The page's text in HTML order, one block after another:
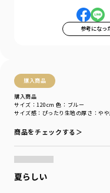
参考になっ
購入商品
購入商品
サイズ感 ：ぴったり 生地の厚さ ：や
サイズ：120cm 色：ブルー
商品をチェックする＞
夏らしい
柄バリ5種類、使いやすく
夏に大活躍するスタイルを
マチ付きで立体的なシルエ
しないので活発な子でもた
※店頭での販売は3月から
※160センチはWEB限定販
-----
ポケット：あり